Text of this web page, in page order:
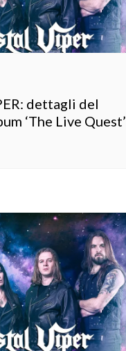
dettagli del
‘The Live Quest’